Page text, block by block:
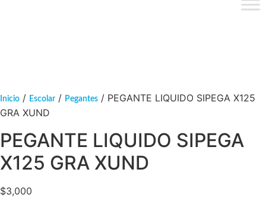
Inicio / Escolar / Pegantes / PEGANTE LIQUIDO SIPEGA X125
GRA XUND
PEGANTE LIQUIDO SIPEGA
X125 GRA XUND
$3,000